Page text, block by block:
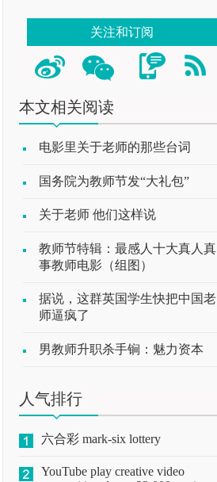
关注和订阅
本文相关阅读
电影里关于老师的那些台词
国务院为教师节发“大礼包”
关于老师 他们这样说
教师节特辑：最感人十大真人真
事教师电影（组图）
据说，这群英国学生快把中国老
师逼疯了
男教师升职杀手锏：魅力资本
人气排行
六合彩 mark-six lottery
YouTube play creative video